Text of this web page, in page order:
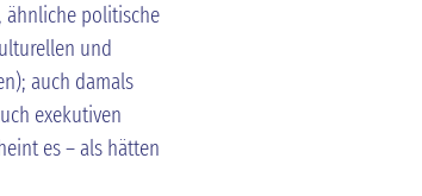
ähnliche politische
und
auch damals
exekutiven
es – als hätten